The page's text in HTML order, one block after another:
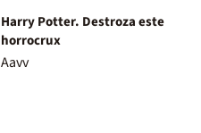
Harry Potter. Destroza este
horrocrux
Aavv